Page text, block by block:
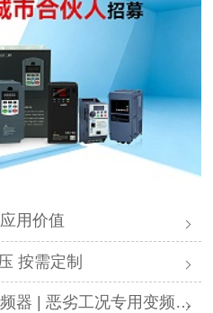
用价值
按需定制
恶劣工况专用变频解决方案